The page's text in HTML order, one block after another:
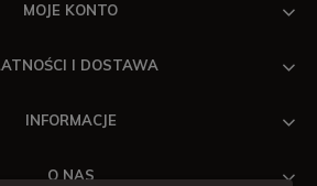
MOJE KONTO
I DOSTAWA
INFORMACJE
O NAS